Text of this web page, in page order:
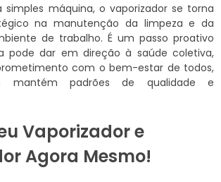
simples máquina, o vaporizador se torna
na manutenção da limpeza e da
de trabalho. É um passo proativo
pode dar em direção à saúde coletiva,
com o bem-estar de todos,
mantém padrões de qualidade e
Vaporizador e
Agora Mesmo!